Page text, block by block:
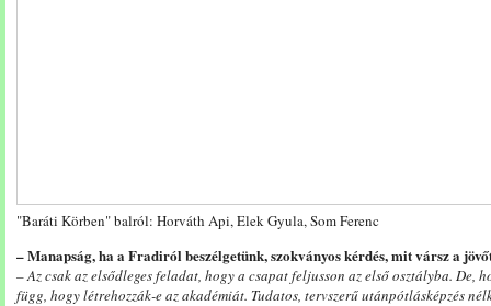
"Baráti Körben" balról: Horváth Api, Elek Gyula, Som Ferenc
– Manapság, ha a Fradiról beszélgetünk, szokványos kérdés, mit vársz a
– Az csak az elsődleges feladat, hogy a csapat feljusson az első osztályba. De,
függ, hogy létrehozzák-e az akadémiát. Tudatos, tervszerű utánpótlásképzés